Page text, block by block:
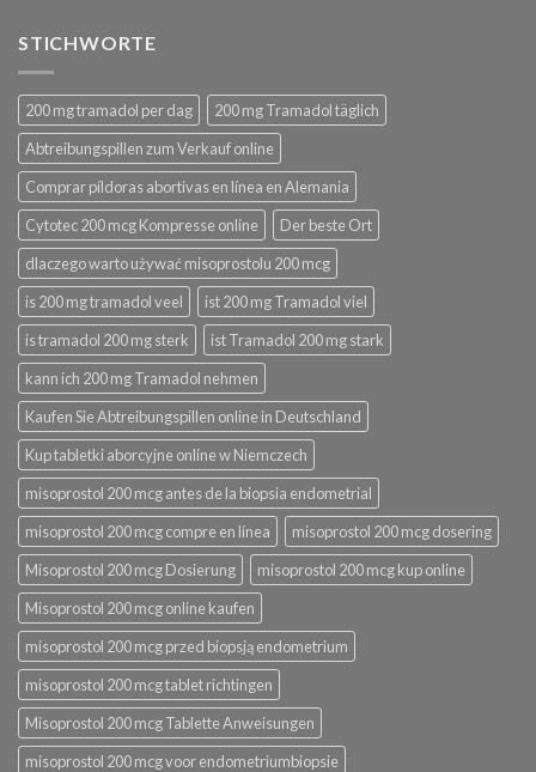
STICHWORTE
200 mg tramadol per dag
200 mg Tramadol täglich
Abtreibungspillen zum Verkauf online
Comprar píldoras abortivas en línea en Alemania
Cytotec 200 mcg Kompresse online
Der beste Ort
dlaczego warto używać misoprostolu 200 mcg
is 200 mg tramadol veel
ist 200 mg Tramadol viel
is tramadol 200 mg sterk
ist Tramadol 200 mg stark
kann ich 200 mg Tramadol nehmen
Kaufen Sie Abtreibungspillen online in Deutschland
Kup tabletki aborcyjne online w Niemczech
misoprostol 200 mcg antes de la biopsia endometrial
misoprostol 200 mcg compre en línea
misoprostol 200 mcg dosering
Misoprostol 200 mcg Dosierung
misoprostol 200 mcg kup online
Misoprostol 200 mcg online kaufen
misoprostol 200 mcg przed biopsją endometrium
misoprostol 200 mcg tablet richtingen
Misoprostol 200 mcg Tablette Anweisungen
misoprostol 200 mcg voor endometriumbiopsie